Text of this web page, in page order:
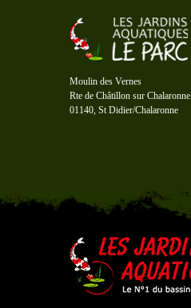
Moulin des Vernes
Rte de Châtillon sur Chalaronne
01140, St Didier/Chalaronne